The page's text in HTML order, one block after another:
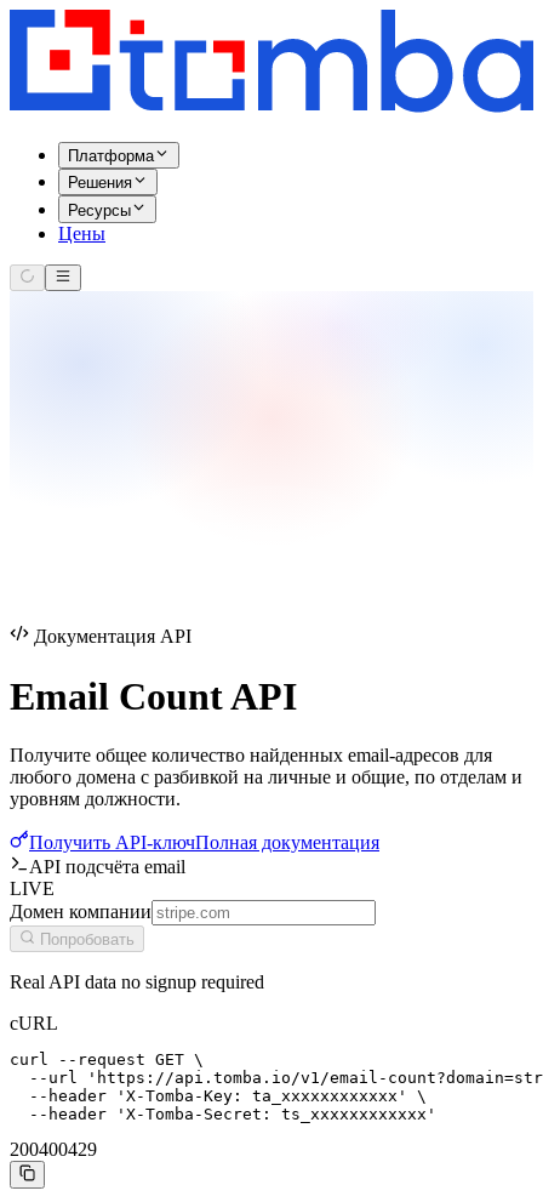
Платформа
Решения
Ресурсы
Цены
Документация API
Email CountAPI
Получите общее количество найденных email-адресов для
любого домена с разбивкой на личные и общие, по отделам и
уровням должности.
Получить API-ключПолная документация
API подсчёта email
LIVE
Домен компании
Попробовать
Real API data no signup required
cURL
curl --request GET \
--url 'https://api.tomba.io/v1/email-
  --header 'X-Tomba-Key: ta_xxxxxxxxxxxx' \
  --header 'X-Tomba-Secret: ts_xxxxxxxxxxxx'
200400429